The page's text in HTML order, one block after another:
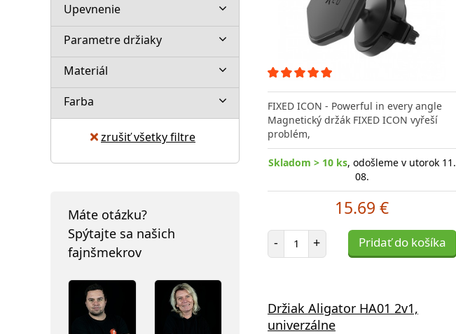
Upevnenie
Parametre držiaky
Materiál
Farba
zrušiť všetky filtre
Máte otázku?
Spýtajte sa našich
fajnšmekrov
FIXED ICON - Powerful in every angle
Magnetický držák FIXED ICON vyřeší
problém,
Skladom > 10 ks, odošleme v utorok 11.
08.
15.69 €
- Počet položiek
+ Pridať do košíka
Držiak Aligator HA01 2v1,
univerzálne